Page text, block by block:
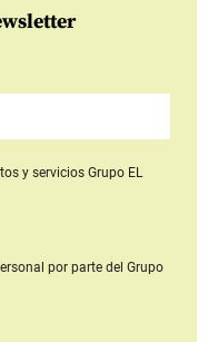
y serviciosGrupo EL
por parte del Grupo